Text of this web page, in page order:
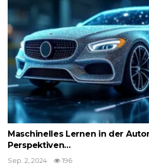
Maschinelles Lernen in der
Perspektiven…
Sep. 2, 2024 196